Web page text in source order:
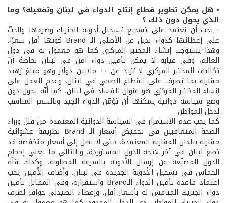
• هل يمكن تطوير قطاع إنتاج الدواء في لبنان وتفعيله؟ وما
الذي يحول دون ذلك ؟
- يجب أن نعتمد على تشجيع تسجيل أدوية الجنريك وصرفها والحثّ
على إعطائها كدواء بديل عن الأصلي الـ Brand كونها أقل سعرًا،
وهذا يستوجب إنشاء المختبر المركزي كما هو معمول به في دول
العالم، وفي غيابه لا يمكن تأمين دواء آمن في لبنان بخاصة أنّ
تكاليف المختبر المركزي لا تزيد عن ١٠ ملايين دولار وهو مبلغ زهيد
مقارنة بما يُصرف على القطاع الصحي في لبنان، وعدم العمل على
إنشاء المختبر المركزي هو عنوان للفساد في لبنان، كما أنّه يحول دون
وضع سياسة دوائية يمكنها أن تؤمّن الدواء الجيد وبالسعر المناسب
لدخل المواطن.
كما يجب عدم الاستمرار في السياسة الدوائية المعتمدة من قبل وزراء
الصحة المتعاقبين في تخفيض أسعار الـ Brand بطريقة عشوائية
مقارنة ببلدان المقارنة المعتمدة، حتى لا نصل إلى أسعار منخفضة قد
تضع لبنان في آخر لائحة الدول المستوردة، وبالتالي ما يعني إحجام
الدول المصنِّعة عن إرسال الأدوية بالسرعة المطلوبة، وكذلك قلّة
الحماس في تسجيل الأدوية الجديدة في لبنان. وأضاف الأمين: يجب
اعتماد قاعدة تأمين الدواء الـBrand واستقراره، وفي المقابل تأمين
دواء الجنريك المنافس له بأسعار أقل، وإعطاء الصيدلي حوافز لصرف